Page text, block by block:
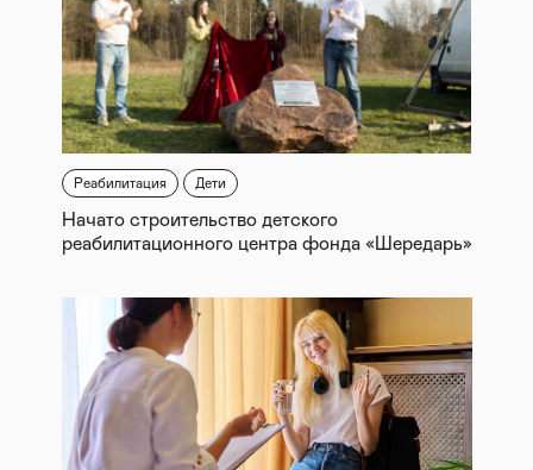
Реабилитация Дети
Начато строительство детского
реабилитационного центра фонда «Шередарь»